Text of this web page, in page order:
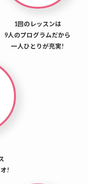
1回のレッスンは
9人のプログラムだから
一人ひとりが充実!
!